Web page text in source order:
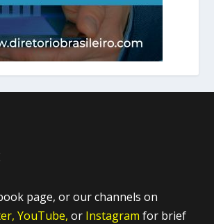
page, or our channels on
YouTube, or Instagram for brief